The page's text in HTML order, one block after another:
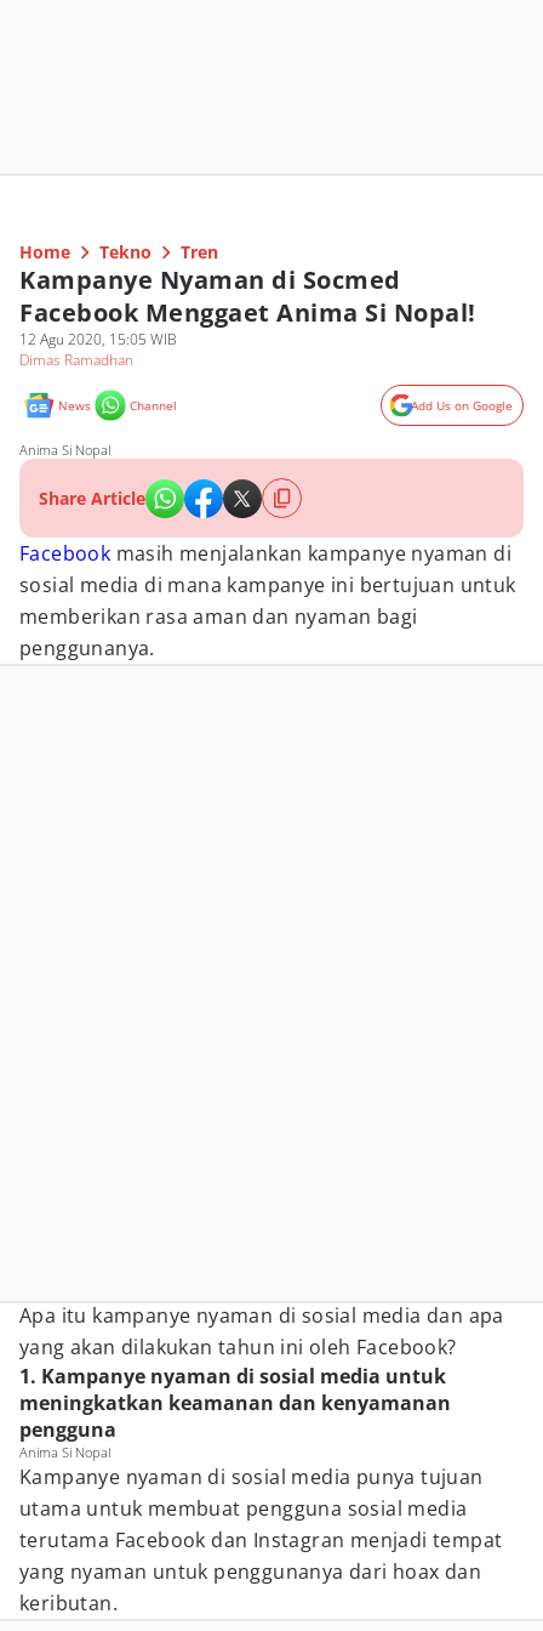
Home Tekno Tren
Kampanye Nyaman di Socmed
Facebook Menggaet Anima Si Nopal!
12 Agu 2020, 15:05 WIB
Dimas Ramadhan
News Channel Add Us on Google
Anima Si Nopal
Share Article
Facebook masih menjalankan kampanye nyaman di
sosial media di mana kampanye ini bertujuan untuk
memberikan rasa aman dan nyaman bagi
penggunanya.
Apa itu kampanye nyaman di sosial media dan apa
yang akan dilakukan tahun ini oleh Facebook?
1. Kampanye nyaman di sosial media untuk
meningkatkan keamanan dan kenyamanan
pengguna
Anima Si Nopal
Kampanye nyaman di sosial media punya tujuan
utama untuk membuat pengguna sosial media
terutama Facebook dan Instagran menjadi tempat
yang nyaman untuk penggunanya dari hoax dan
keributan.